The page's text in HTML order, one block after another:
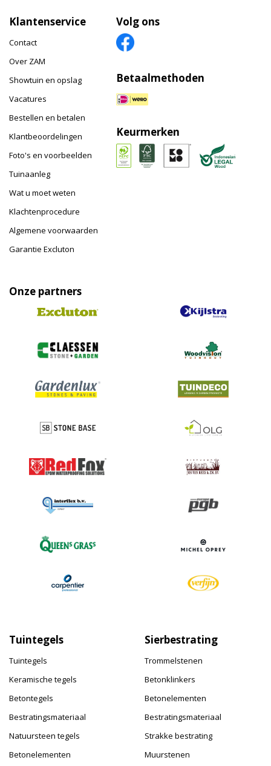
Klantenservice
Contact
Over ZAM
Showtuin en opslag
Vacatures
Bestellen en betalen
Klantbeoordelingen
Foto's en voorbeelden
Tuinaanleg
Wat u moet weten
Klachtenprocedure
Algemene voorwaarden
Garantie Excluton
Volg ons
Betaalmethoden
Keurmerken
Onze partners
Tuintegels
Tuintegels
Keramische tegels
Betontegels
Bestratingsmateriaal
Natuursteen tegels
Betonelementen
Sierbestrating
Trommelstenen
Betonklinkers
Betonelementen
Bestratingsmateriaal
Strakke bestrating
Muurstenen